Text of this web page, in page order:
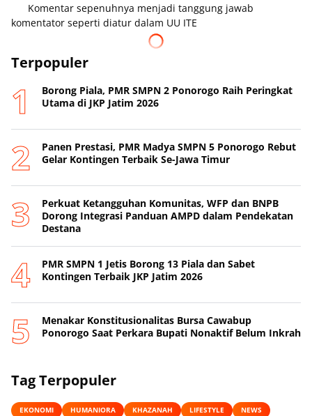
Komentar sepenuhnya menjadi tanggung jawab
komentator seperti diatur dalam UU ITE
Terpopuler
Borong Piala, PMR SMPN 2 Ponorogo Raih Peringkat
Utama di JKP Jatim 2026
Panen Prestasi, PMR Madya SMPN 5 Ponorogo Rebut
Gelar Kontingen Terbaik Se-Jawa Timur
Perkuat Ketangguhan Komunitas, WFP dan BNPB
Dorong Integrasi Panduan AMPD dalam Pendekatan
Destana
PMR SMPN 1 Jetis Borong 13 Piala dan Sabet
Kontingen Terbaik JKP Jatim 2026
Menakar Konstitusionalitas Bursa Cawabup
Ponorogo Saat Perkara Bupati Nonaktif Belum Inkrah
Tag Terpopuler
EKONOMI HUMANIORA KHAZANAH LIFESTYLE
NEWS